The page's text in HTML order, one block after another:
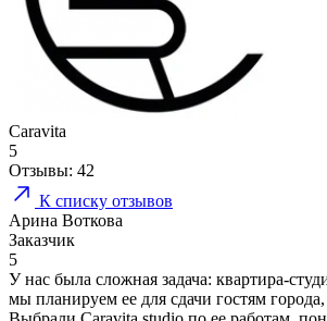
Caravita
5
Отзывы: 42
К списку отзывов
Арина Воткова
Заказчик
5
У нас была сложная задача: квартира-
мы планируем ее для сдачи гостям